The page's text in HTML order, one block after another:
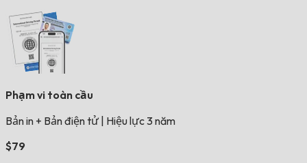
Phạm vi toàn cầu
Bản in + Bản điện tử Hiệu lực 3 năm
$79